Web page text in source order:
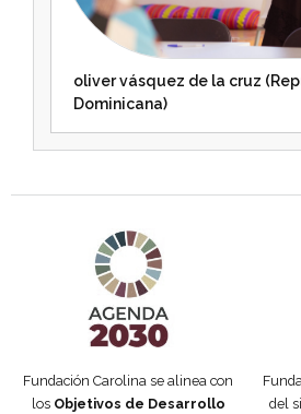
oliver vásquez de la cruz
Dominicana)
Fundación Carolina se alinea con
los Objetivos de Desarrollo
del